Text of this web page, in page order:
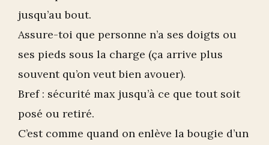
jusqu’au bout.
Assure-toi que personne n’a ses doigts ou
ses pieds sous la charge (ça arrive plus
souvent qu’on veut bien avouer).
Bref : sécurité max jusqu’à ce que tout soit
posé ou retiré.
C’est comme quand on enlève la bougie d’un